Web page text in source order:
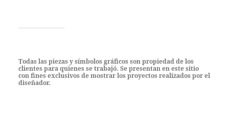
Todas las piezas y símbolos gráficos son propiedad de los
clientes para quienes se trabajó. Se presentan en este sitio
con fines exclusivos de mostrar los proyectos realizados por el
diseñador.